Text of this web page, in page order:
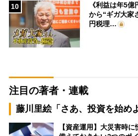
10
《利益は年5
から“ギガ大家
円税理…
注目の著者・連載
藤川里絵「さあ、投資を始め
【資産運用】大災害時